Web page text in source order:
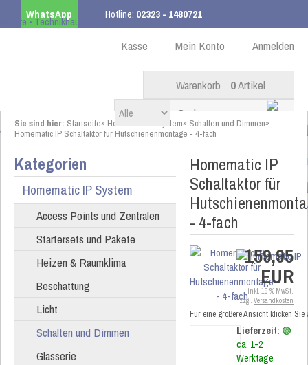
WhatsApp Hotline: 02323 - 1480721
ab 99,00 € innerhalb DE Anmelden
Mein Konto
Kasse
Warenkorb 0Artikel
Sie sind hier: Startseite» Homematic IP System» Schalten und Dimmen»
Homematic IP Schaltaktor für Hutschienenmontage - 4-fach
Kategorien
Homematic IP System
Access Points und Zentralen
Startersets und Pakete
Heizen & Raumklima
Beschattung
Licht
Schalten und Dimmen
Glasserie
Homematic IP
Schaltaktor für
- 4-fach
Für eine größere Ansicht klicken
159,95
EUR
inkl. 19 % MwSt.
zzgl. Versandkosten
Lieferzeit: 🟢
ca. 1-2
Werktage